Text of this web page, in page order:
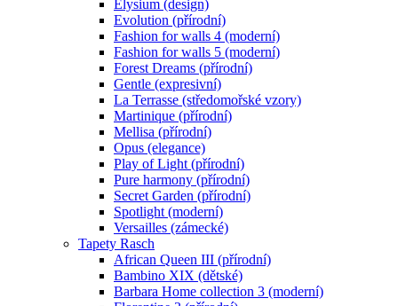
Elysium (design)
Evolution (přírodní)
Fashion for walls 4 (moderní)
Fashion for walls 5 (moderní)
Forest Dreams (přírodní)
Gentle (expresivní)
La Terrasse (středomořské vzory)
Martinique (přírodní)
Mellisa (přírodní)
Opus (elegance)
Play of Light (přírodní)
Pure harmony (přírodní)
Secret Garden (přírodní)
Spotlight (moderní)
Versailles (zámecké)
Tapety Rasch
African Queen III (přírodní)
Bambino XIX (dětské)
Barbara Home collection 3 (moderní)